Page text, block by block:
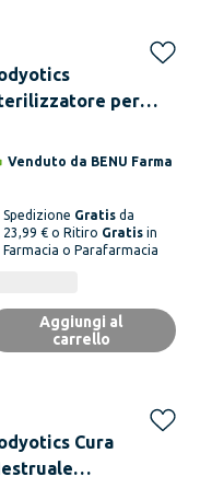
per
Comfycase
Venduto da BENU Farma
Spedizione Gratis da
23,99 € o Ritiro Gratis in
Farmacia o Parafarmacia
Aggiungi al
carrello
Cura